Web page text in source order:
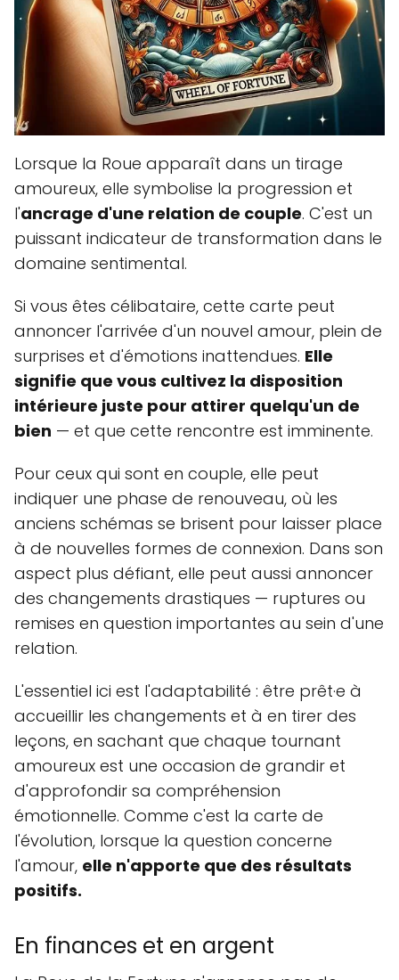
Lorsque la Roue apparaît dans un tirage
amoureux, elle symbolise la progression et
l'ancrage d'une relation de couple. C'est un
puissant indicateur de transformation dans le
domaine sentimental.
Si vous êtes célibataire, cette carte peut
annoncer l'arrivée d'un nouvel amour, plein de
surprises et d'émotions inattendues. Elle
signifie que vous cultivez la disposition
intérieure juste pour attirer quelqu'un de
bien — et que cette rencontre est imminente.
Pour ceux qui sont en couple, elle peut
indiquer une phase de renouveau, où les
anciens schémas se brisent pour laisser place
à de nouvelles formes de connexion. Dans son
aspect plus défiant, elle peut aussi annoncer
des changements drastiques — ruptures ou
remises en question importantes au sein d'une
relation.
L'essentiel ici est l'adaptabilité : être prêt·e à
accueillir les changements et à en tirer des
leçons, en sachant que chaque tournant
amoureux est une occasion de grandir et
d'approfondir sa compréhension
émotionnelle. Comme c'est la carte de
l'évolution, lorsque la question concerne
l'amour, elle n'apporte que des résultats
positifs.
En finances et en argent